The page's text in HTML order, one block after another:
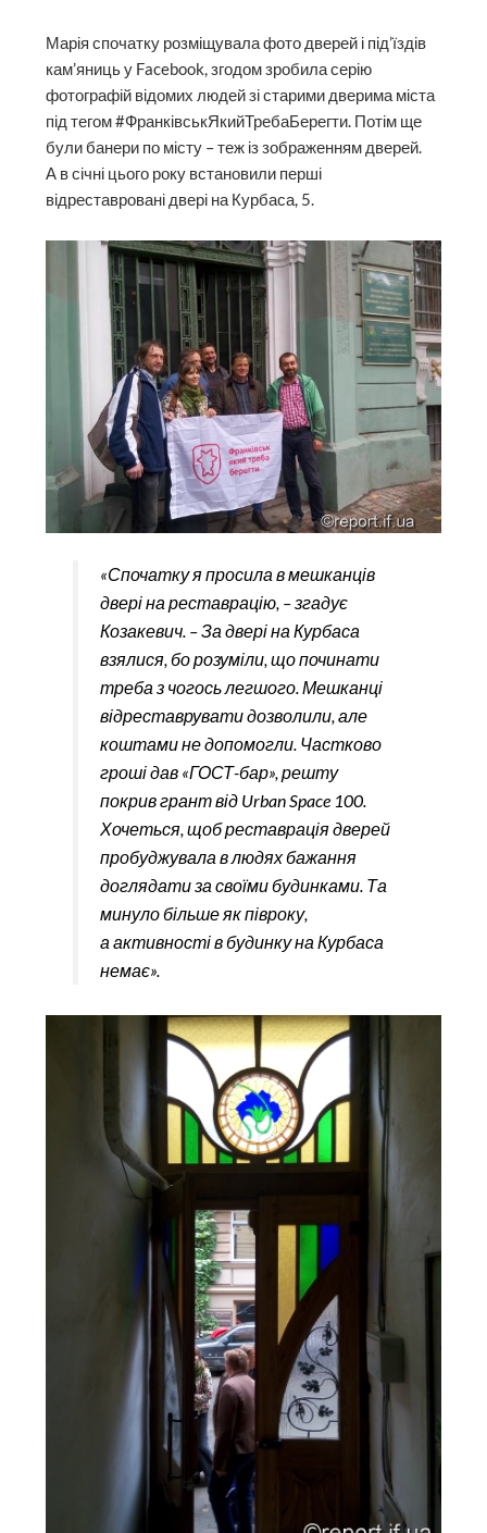
Марія спочатку розміщувала фото дверей і під’їздів
кам’яниць у Facebook, згодом зробила серію
фотографій відомих людей зі старими дверима міста
під тегом #ФранківськЯкийТребаБерегти. Потім ще
були банери по місту – теж із зображенням дверей.
А в січні цього року встановили перші
відреставровані двері на Курбаса, 5.
«Спочатку я просила в мешканців
двері на реставрацію, – згадує
Козакевич. – За двері на Курбаса
взялися, бо розуміли, що починати
треба з чогось легшого. Мешканці
відреставрувати дозволили, але
коштами не допомогли. Частково
гроші дав «ГОСТ-бар», решту
покрив грант від Urban Space 100.
Хочеться, щоб реставрація дверей
пробуджувала в людях бажання
доглядати за своїми будинками. Та
минуло більше як півроку,
а активності в будинку на Курбаса
немає».